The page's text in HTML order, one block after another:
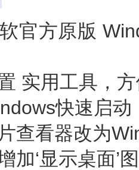
方原版
用工具，方
快速启动
看器改为
‘显示桌面’